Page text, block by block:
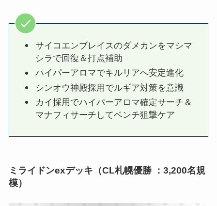
サイコエンブレイスのダメカンをマシマ
シラで回復＆打点補助
ハイパーアロマでキルリアへ安定進化
シンオウ神殿採用でルギア対策を意識
カイ採用でハイパーアロマ確定サーチ＆
マナフィサーチしてベンチ狙撃ケア
ミライドンexデッキ（CL札幌優勝：3,200名規
模）